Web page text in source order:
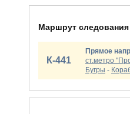
Маршрут следования
К-441
Прямое
ст.метро
Бугры -